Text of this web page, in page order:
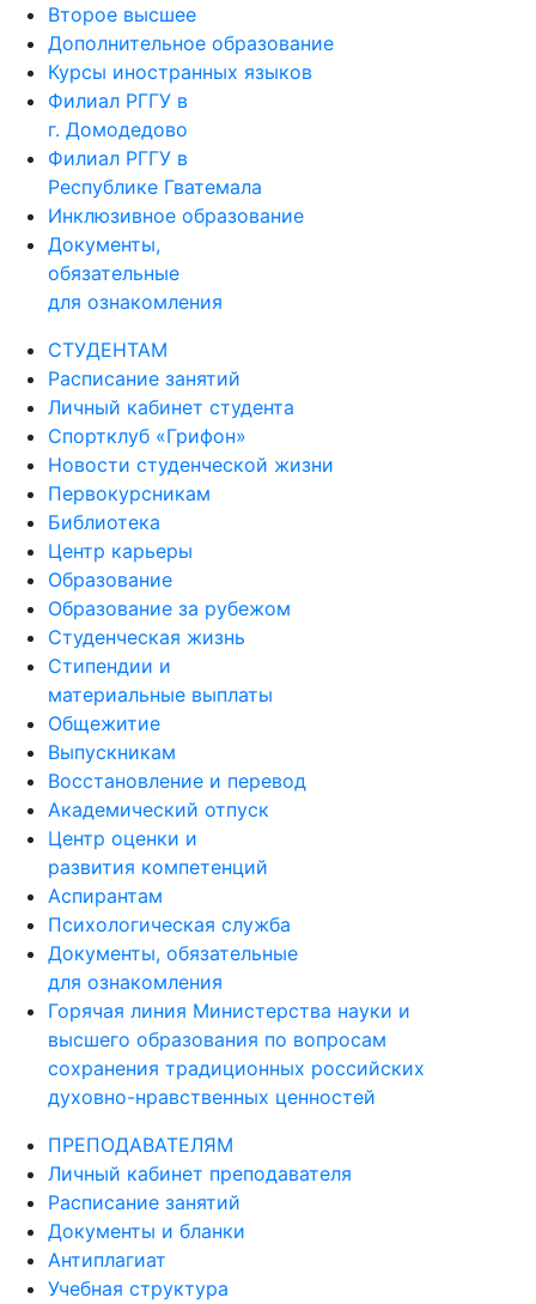
Второе высшее
Дополнительное образование
Курсы иностранных языков
Филиал РГГУ в
г. Домодедово
Филиал РГГУ в
Республике Гватемала
Инклюзивное образование
Документы,
обязательные
для ознакомления
СТУДЕНТАМ
Расписание занятий
Личный кабинет студента
Спортклуб «Грифон»
Новости студенческой жизни
Первокурсникам
Библиотека
Центр карьеры
Образование
Образование за рубежом
Студенческая жизнь
Стипендии и
материальные выплаты
Общежитие
Выпускникам
Восстановление и перевод
Академический отпуск
Центр оценки и
развития компетенций
Аспирантам
Психологическая служба
Документы, обязательные
для ознакомления
Горячая линия Министерства науки и
высшего образования по вопросам
сохранения традиционных российских
духовно-нравственных ценностей
ПРЕПОДАВАТЕЛЯМ
Личный кабинет преподавателя
Расписание занятий
Документы и бланки
Антиплагиат
Учебная структура